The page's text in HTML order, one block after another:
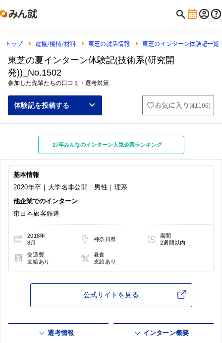
トップ 電機/機械/材料 東芝の就活情報 東芝のインターン体験記一覧
東芝の夏インターン体験記(技術系(研究開
発))_No.1502
参加した先輩たちの口コミ・選考対策
体験記を投稿する お気に入り (41106)
27卒みんなのインターン人気企業ランキング
基本情報
2020年卒｜大学名非公開｜男性｜理系
他企業でのインターン
東日本旅客鉄道
2018年
8月
神奈川県
期間
2週間以内
交通費
支給あり
昼食
支給あり
公式サイトを見る
選考情報 インターン概要